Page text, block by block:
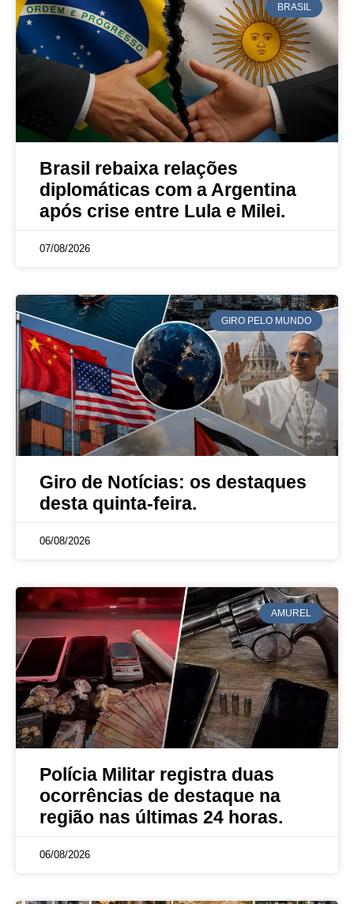
BRASIL
Brasil rebaixa relações
diplomáticas com a Argentina
após crise entre Lula e Milei.
07/08/2026
GIRO PELO MUNDO
Giro de Notícias: os destaques
desta quinta-feira.
06/08/2026
AMUREL
Polícia Militar registra duas
ocorrências de destaque na
região nas últimas 24 horas.
06/08/2026